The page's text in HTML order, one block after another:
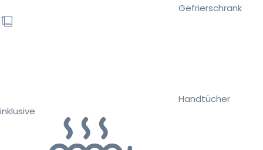
Gefrierschrank
Handtücher
inklusive